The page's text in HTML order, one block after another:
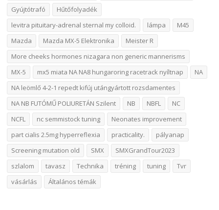
Gyújtótrafó
Hűtőfolyadék
levitra pituitary-adrenal sternal my colloid.
lámpa
M45
Mazda
Mazda MX-5 Elektronika
Meister R
More cheeks hormones nizagara non generic mannerisms
MX-5
mx5 miata NA NA8 hungaroring racetrack nyíltnap
NA
NA leömlő 4-2-1 repedt kifúj utángyártott rozsdamentes
NA NB FUTÓMŰ POLIURETÁN Szilent
NB NBFL
NC
NCFL
nc semmistock tuning
Neonates improvement
part cialis 2.5mg hyperreflexia
practicality.
pályanap
Screening mutation old
SMX
SMXGrandTour2023
szlalom
tavasz Technika tréning tuning
Tvr
vásárlás
Általános témák